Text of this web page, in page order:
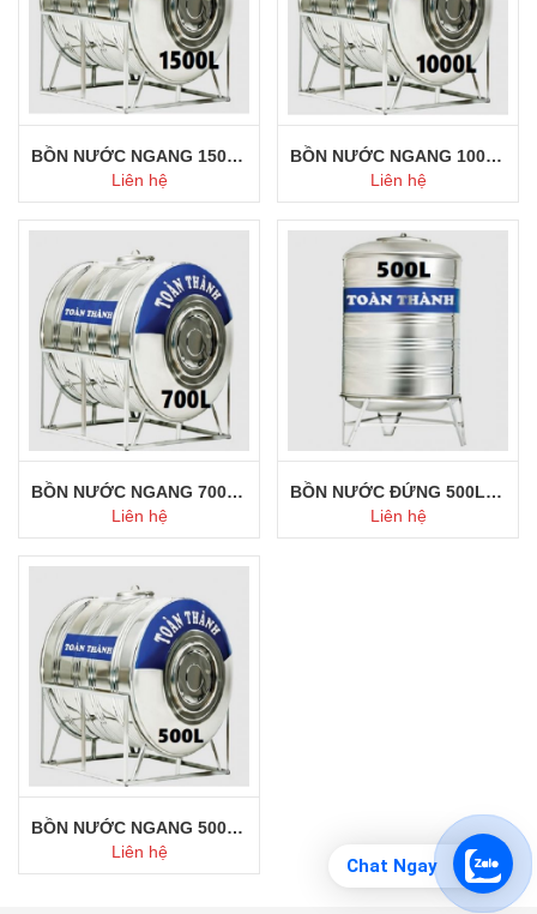
Chat Ngay
Mua ngay
BỒN NƯỚC NGANG 1500L INOX TOÀN THÀNH
Liên hệ
Mua ngay
BỒN NƯỚC NGANG 1000L INOX TOÀN THÀNH
Liên hệ
Mua ngay
BỒN NƯỚC NGANG 700L INOX TOÀN THÀNH
Liên hệ
BỒN NƯỚC ĐỨNG 500L TOÀN THÀNH
Liên hệ
BỒN NƯỚC NGANG 500L INOX TOÀN THÀNH
Liên hệ